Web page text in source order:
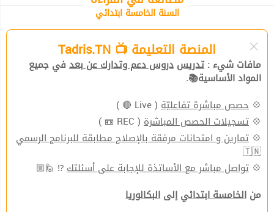
السنة الخامسة ابتدائي
المنصة التعليمة 📺 Tadris.TN
مافات شيء : تدريس دروس دعم وتدارك عن بعد في جميع
المواد الأساسية📚.
💠 حصص مباشرة تفاعليّة ( Live 🔴 )
💠 تسجيلات الحصص المباشرة ( REC 📼 )
💠 تمارين و امتحانات مرفقة بالإصلاح مطابقة للبرنامج الرسمي
🇹🇳
💠 تواصل مباشر مع الأساتذة للإجابة على أسئلتك⁉ 🙋🏼
من الخامسة ابتدائي إلى البكالوريا